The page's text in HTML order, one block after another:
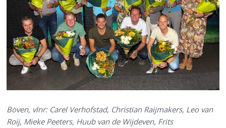
Boven, vlnr: Carel Verhofstad, Christian Raijmakers, Leo van
Roij, Mieke Peeters, Huub van de Wijdeven, Frits